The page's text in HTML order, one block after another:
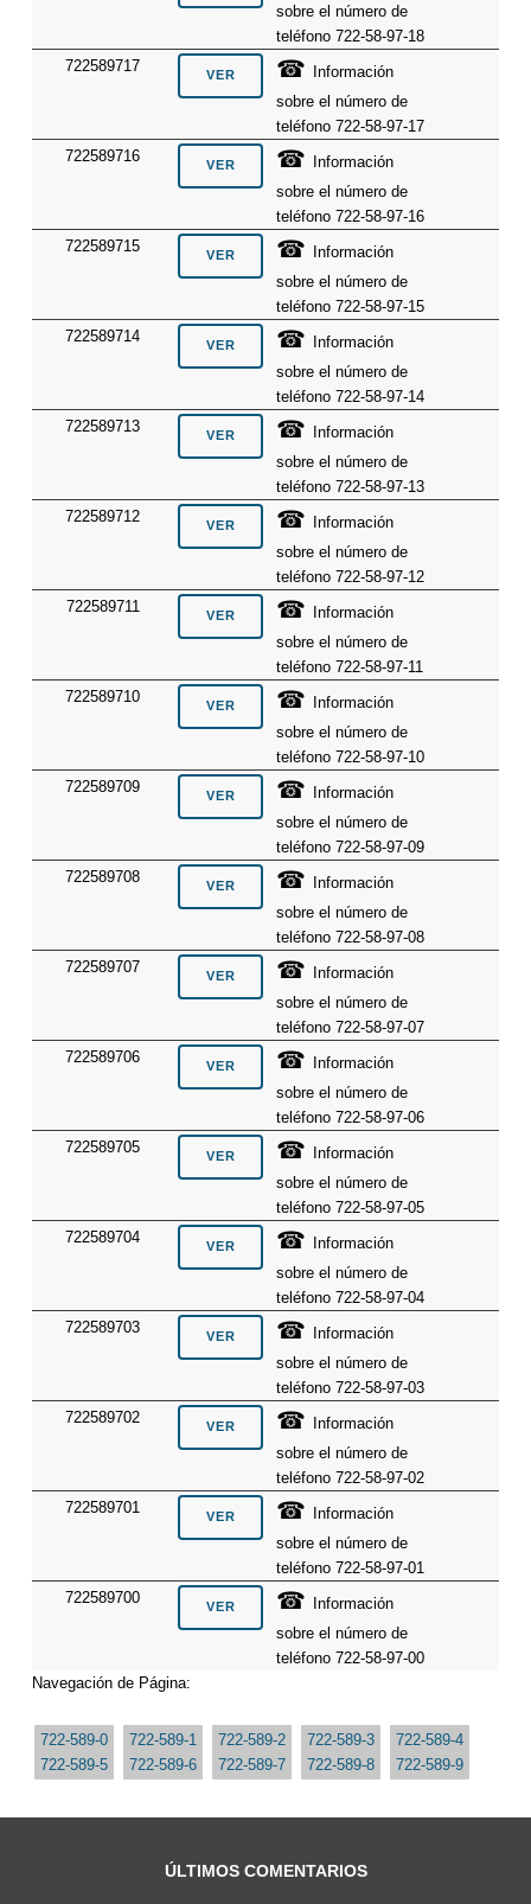
sobre el número de
teléfono 722-58-97-18
722589717
☎
Información
sobre el número de
teléfono 722-58-97-17
722589716
☎
Información
sobre el número de
teléfono 722-58-97-16
722589715
☎
Información
sobre el número de
teléfono 722-58-97-15
722589714
☎
Información
sobre el número de
teléfono 722-58-97-14
722589713
☎
Información
sobre el número de
teléfono 722-58-97-13
722589712
☎
Información
sobre el número de
teléfono 722-58-97-12
722589711
☎
Información
sobre el número de
teléfono 722-58-97-11
722589710
☎
Información
sobre el número de
teléfono 722-58-97-10
722589709
☎
Información
sobre el número de
teléfono 722-58-97-09
722589708
☎
Información
sobre el número de
teléfono 722-58-97-08
722589707
☎
Información
sobre el número de
teléfono 722-58-97-07
722589706
☎
Información
sobre el número de
teléfono 722-58-97-06
722589705
☎
Información
sobre el número de
teléfono 722-58-97-05
722589704
☎
Información
sobre el número de
teléfono 722-58-97-04
722589703
☎
Información
sobre el número de
teléfono 722-58-97-03
722589702
☎
Información
sobre el número de
teléfono 722-58-97-02
722589701
☎
Información
sobre el número de
teléfono 722-58-97-01
722589700
☎
Información
sobre el número de
teléfono 722-58-97-00
Navegación de Página:
722-589-0 722-589-1 722-589-2 722-589-3
722-589-4
722-589-5
722-589-6 722-589-7 722-589-8 722-589-9
ÚLTIMOS COMENTARIOS